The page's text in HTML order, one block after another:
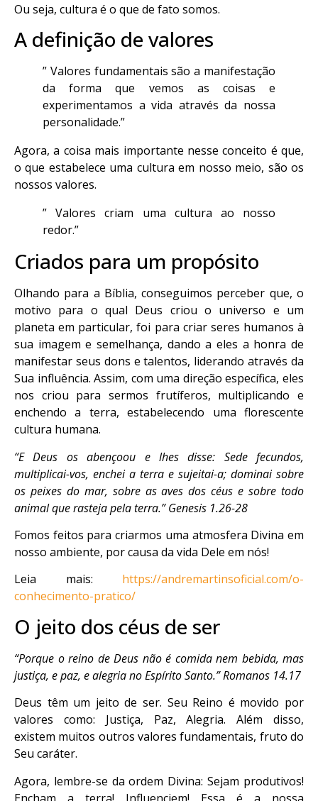
Ou seja, cultura é o que de fato somos.
A definição de valores
” Valores fundamentais são a manifestação
da forma que vemos as coisas e
experimentamos a vida através da nossa
personalidade.”
Agora, a coisa mais importante nesse conceito é que,
o que estabelece uma cultura em nosso meio, são os
nossos valores.
” Valores criam uma cultura ao nosso
redor.”
Criados para um propósito
Olhando para a Bíblia, conseguimos perceber que, o
motivo para o qual Deus criou o universo e um
planeta em particular, foi para criar seres humanos à
sua imagem e semelhança, dando a eles a honra de
manifestar seus dons e talentos, liderando através da
Sua influência. Assim, com uma direção específica, eles
nos criou para sermos frutíferos, multiplicando e
enchendo a terra, estabelecendo uma florescente
cultura humana.
“E Deus os abençoou e lhes disse: Sede fecundos,
multiplicai-vos, enchei a terra e sujeitai-a; dominai sobre
os peixes do mar, sobre as aves dos céus e sobre todo
animal que rasteja pela terra.” Genesis 1.26-28
Fomos feitos para criarmos uma atmosfera Divina em
nosso ambiente, por causa da vida Dele em nós!
Leia mais: https://andremartinsoficial.com/o-
conhecimento-pratico/
O jeito dos céus de ser
“Porque o reino de Deus não é comida nem bebida, mas
justiça, e paz, e alegria no Espírito Santo.” Romanos 14.17
Deus têm um jeito de ser. Seu Reino é movido por
valores como: Justiça, Paz, Alegria. Além disso,
existem muitos outros valores fundamentais, fruto do
Seu caráter.
Agora, lembre-se da ordem Divina: Sejam produtivos!